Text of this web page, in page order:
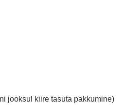
jooksul kiire tasuta pakkumine)